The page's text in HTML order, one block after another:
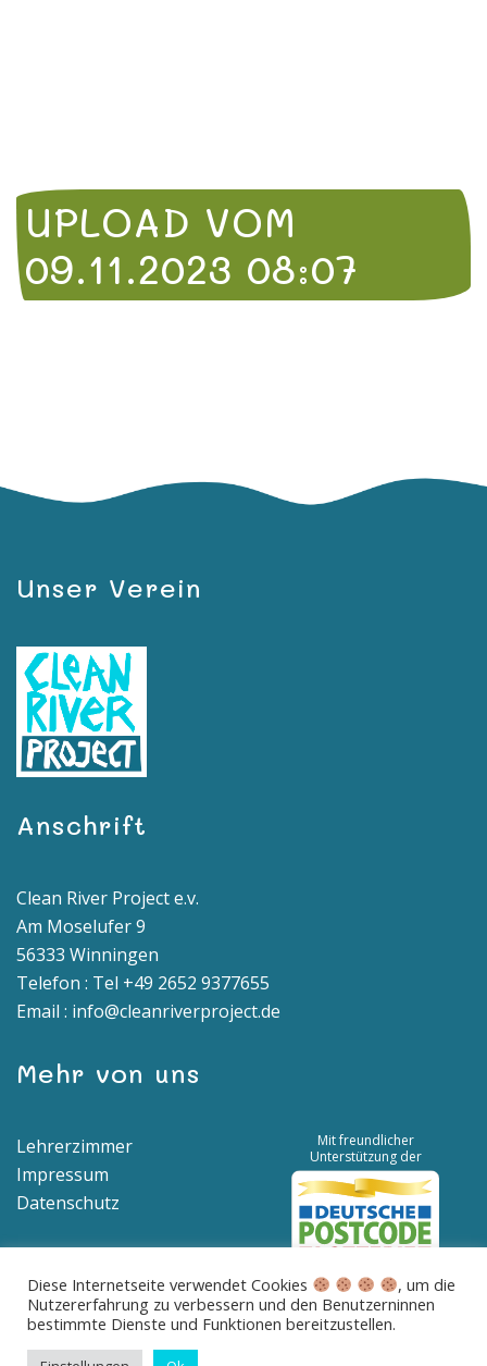
UPLOAD VOM
09.11.2023 08:07
Unser Verein
Anschrift
Clean River Project e.v.
Am Moselufer 9
56333 Winningen
Telefon : Tel +49 2652 9377655
Email : info@cleanriverproject.de
Mehr von uns
Lehrerzimmer
Impressum
Datenschutz
Mit freundlicher
Unterstützung der
Spendenkonto | IBAN: DE04 5776 1591 8100 0538 00 | BIC:
Betreff: Spende für saubere Flüsse und Meere
Diese Internetseite verwendet Cookies
, um die
Nutzererfahrung zu verbessern und den Benutzerninnen
bestimmte Dienste und Funktionen bereitzustellen.